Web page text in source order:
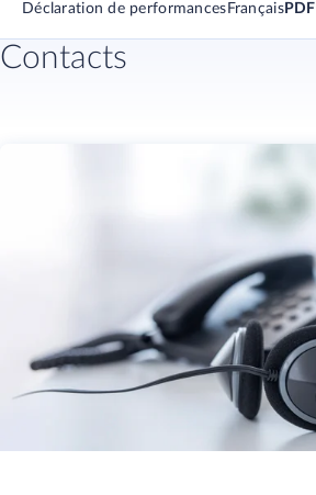
Déclaration de performances FrançaisPDF
Contacts